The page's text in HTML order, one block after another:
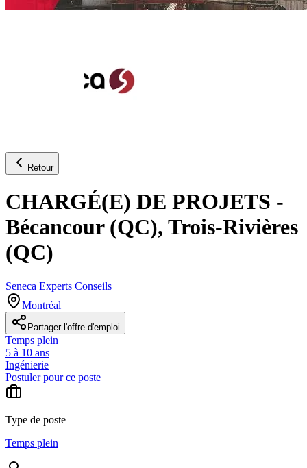
Retour
CHARGÉ(E) DE PROJETS -
Bécancour (QC), Trois-Rivières
(QC)
Seneca Experts Conseils
Montréal
Partager l'offre d'emploi
Temps plein
5 à 10 ans
Ingénierie
Postuler pour ce poste
Type de poste
Temps plein